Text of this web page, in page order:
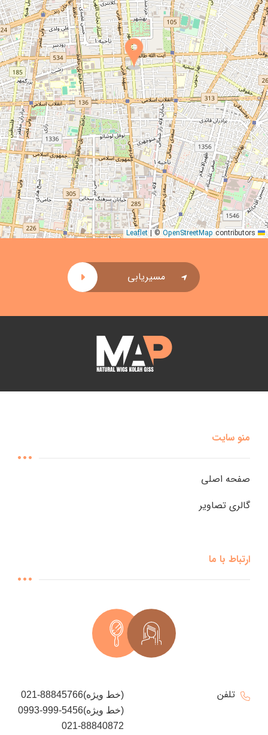
منو سایت
صفحه اصلی
گالری تصاویر
ارتباط با ما
تلفن
021-88845766(خط ویژه)
0993-999-5456(خط ویژه)
021-88840872
|© OpenStreetMapcontributors
مسیریابی